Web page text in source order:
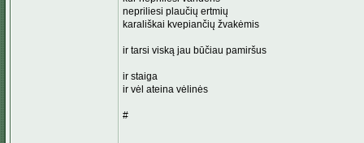
nepriliesi plaučių ertmių
karališkai kvepiančių žvakėmis
ir tarsi viską jau būčiau pamiršus
ir staiga
ir vėl ateina vėlinės
#